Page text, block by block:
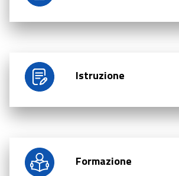
Istruzione
Formazione